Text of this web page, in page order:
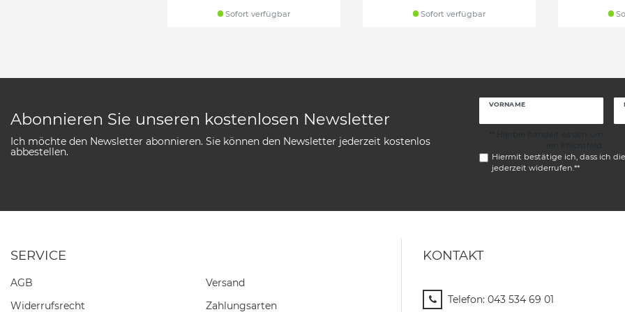
Sofort verfügbar Sofort verfügbar
Abonnieren Sie unseren kostenlosen Newsletter
Ich möchte den Newsletter abonnieren. Sie können den Newsletter jederzeit kostenlos
abbestellen.
VORNAME
Hiermit bestätige ich, dass ich die
jederzeit widerrufen.**
SERVICE
AGB
Widerrufs­recht
Versand
Zahlungsarten
KONTAKT
Telefon: 043 534 69 01